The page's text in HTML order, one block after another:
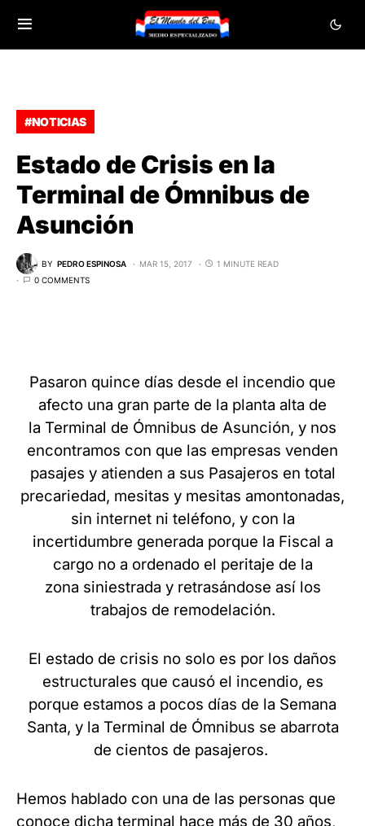
#NOTICIAS
Estado de Crisis en la
Terminal de Ómnibus de
Asunción
BY PEDRO ESPINOSA MAR 15, 2017
1 MINUTE READ
0 COMMENTS
Pasaron quince días desde el incendio que
afecto una gran parte de la planta alta de
la Terminal de Ómnibus de Asunción, y nos
encontramos con que las empresas venden
pasajes y atienden a sus Pasajeros en total
precariedad, mesitas y mesitas amontonadas,
sin internet ni teléfono, y con la
incertidumbre generada porque la Fiscal a
cargo no a ordenado el peritaje de la
zona siniestrada y retrasándose así los
trabajos de remodelación.
El estado de crisis no solo es por los daños
estructurales que causó el incendio, es
porque estamos a pocos días de la Semana
Santa, y la Terminal de Ómnibus se abarrota
de cientos de pasajeros.
Hemos hablado con una de las personas que
conoce dicha terminal hace más de 30 años,